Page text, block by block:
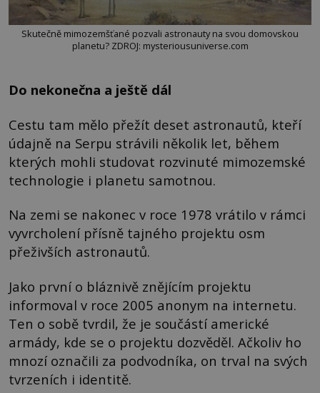
Skutečně mimozemšťané pozvali astronauty na svou domovskou
planetu? ZDROJ: mysteriousuniverse.com
Do nekonečna a ještě dál
Cestu tam mělo přežít deset astronautů, kteří
údajně na Serpu strávili několik let, během
kterých mohli studovat rozvinuté mimozemské
technologie i planetu samotnou.
Na zemi se nakonec v roce 1978 vrátilo v rámci
vyvrcholení přísně tajného projektu osm
přeživších astronautů.
Jako první o bláznivě znějícím projektu
informoval v roce 2005 anonym na internetu.
Ten o sobě tvrdil, že je součástí americké
armády, kde se o projektu dozvěděl. Ačkoliv ho
mnozí označili za podvodníka, on trval na svých
tvrzeních i identitě.